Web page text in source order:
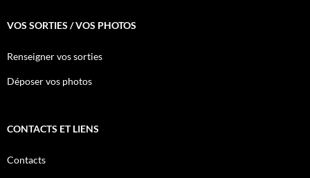
VOS SORTIES / VOS PHOTOS
Renseigner vos sorties
Déposer vos photos
CONTACTS ET LIENS
Contacts